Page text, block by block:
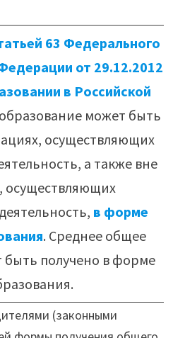
63 Федерального
от 29.12.2012
в Российской
может быть
осуществляющих
а также вне
осуществляющих
в форме
. Среднее общее
получено в форме
(законными